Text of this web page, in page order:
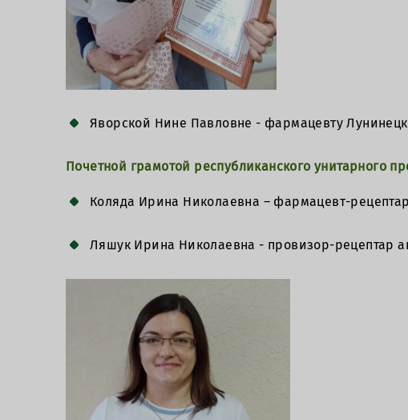
Яворской Нине Павловне - фармацевту
Почетной грамотой республиканского
Коляда Ирина Николаевна – фармацевт-
Ляшук Ирина Николаевна - провизор-рецептар